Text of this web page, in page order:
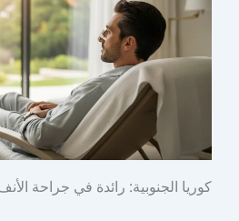
كوريا الجنوبية: رائدة في جراحة